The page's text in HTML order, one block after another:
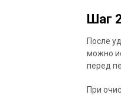
Шаг
После
можно
перед
При